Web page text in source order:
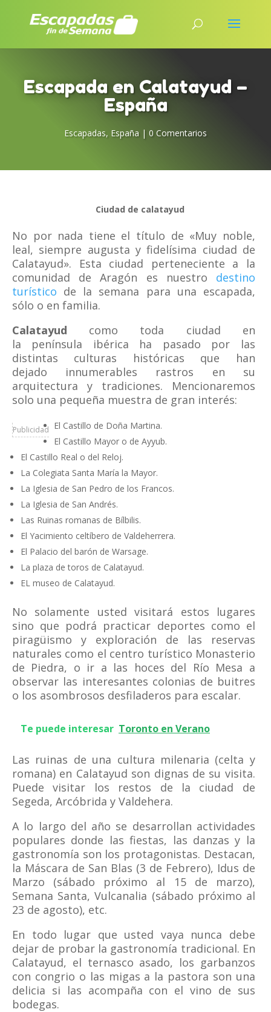
Escapada en Calatayud –
España
Escapadas, España | 0 Comentarios
Ciudad de calatayud
No por nada tiene el título de «Muy noble,
leal, siempre augusta y fidelísima ciudad de
Calatayud». Esta ciudad perteneciente a la
comunidad de Aragón es nuestro destino
turístico de la semana para una escapada,
sólo o en familia.
Calatayud como toda ciudad en
la península ibérica ha pasado por las
distintas culturas históricas que han
dejado innumerables rastros en su
arquitectura y tradiciones. Mencionaremos
solo una pequeña muestra de gran interés:
Publicidad El Castillo de Doña Martina.
El Castillo Mayor o de Ayyub.
El Castillo Real o del Reloj.
La Colegiata Santa María la Mayor.
La Iglesia de San Pedro de los Francos.
La Iglesia de San Andrés.
Las Ruinas romanas de Bílbilis.
El Yacimiento celtíbero de Valdeherrera.
El Palacio del barón de Warsage.
La plaza de toros de Calatayud.
EL museo de Calatayud.
No solamente usted visitará estos lugares
sino que podrá practicar deportes como el
piragüismo y exploración de las reservas
naturales como el centro turístico Monasterio
de Piedra, o ir a las hoces del Río Mesa a
observar las interesantes colonias de buitres
o los asombrosos desfiladeros para escalar.
Te puede interesar Toronto en Verano
Las ruinas de una cultura milenaria (celta y
romana) en Calatayud son dignas de su visita.
Puede visitar los restos de la ciudad de
Segeda, Arcóbrida y Valdehera.
A lo largo del año se desarrollan actividades
populares donde las fiestas, las danzas y la
gastronomía son los protagonistas. Destacan,
la Máscara de San Blas (3 de Febrero), Idus de
Marzo (sábado próximo al 15 de marzo),
Semana Santa, Vulcanalia (sábado próximo al
23 de agosto), etc.
En todo lugar que usted vaya nunca debe
dejar de probar la gastronomía tradicional. En
Calatayud, el ternasco asado, los garbanzos
con congrio o las migas a la pastora son una
delicia si las acompaña con el vino de sus
bodegas.